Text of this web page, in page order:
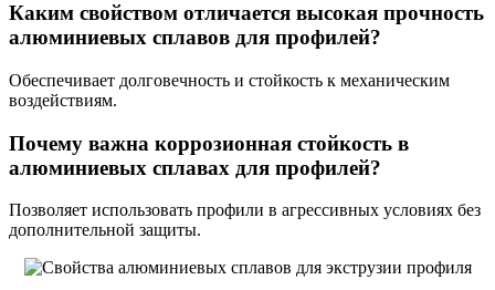
Каким свойством отличается высокая прочность
алюминиевых сплавов для профилей?
Обеспечивает долговечность и стойкость к механическим
воздействиям.
Почему важна коррозионная стойкость в
алюминиевых сплавах для профилей?
Позволяет использовать профили в агрессивных условиях без
дополнительной защиты.